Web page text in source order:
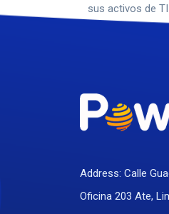
sus activos de
Address: Calle
Oficina 203 Ate,